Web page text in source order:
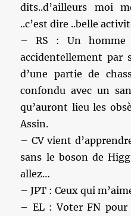
dits..d’ailleurs moi
..c’est dire ..belle
– RS : Un
accidentellement par
d’une partie de
confondu avec un
qu’auront lieu les
Assin.
– CV vient
sans le boson de
allez…
– JPT : Ceux qui
– EL : Voter FN pour